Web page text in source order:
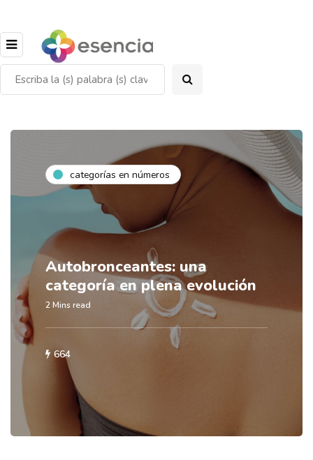
categorías en números
Autobronceantes: una
categoría en plena evolución
2 Mins read
664